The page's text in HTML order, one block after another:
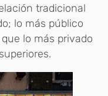
tradicional
lo más público
lo más privado